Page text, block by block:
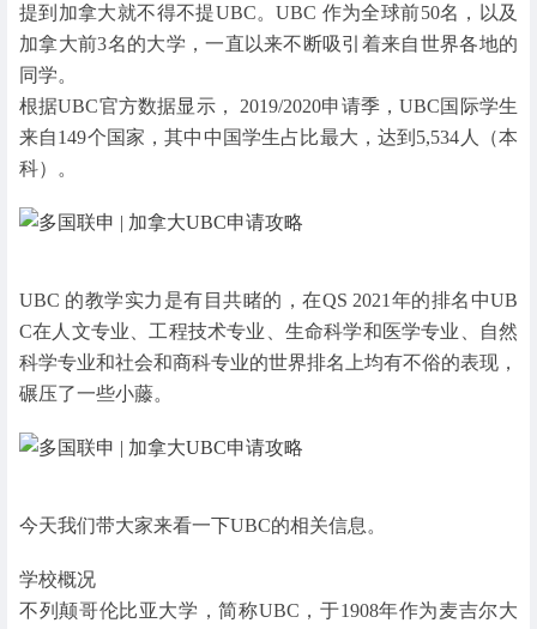
提到加拿大就不得不提UBC。UBC 作为全球前50名，以及
加拿大前3名的大学，一直以来不断吸引着来自世界各地的
同学。
根据UBC官方数据显示， 2019/2020申请季，UBC国际学生
来自149个国家，其中中国学生占比最大，达到5,534人（本
科）。
UBC 的教学实力是有目共睹的，在QS 2021年的排名中UB
C在人文专业、工程技术专业、生命科学和医学专业、自然
科学专业和社会和商科专业的世界排名上均有不俗的表现，
碾压了一些小藤。
今天我们带大家来看一下UBC的相关信息。
学校概况
不列颠哥伦比亚大学，简称UBC，于1908年作为麦吉尔大